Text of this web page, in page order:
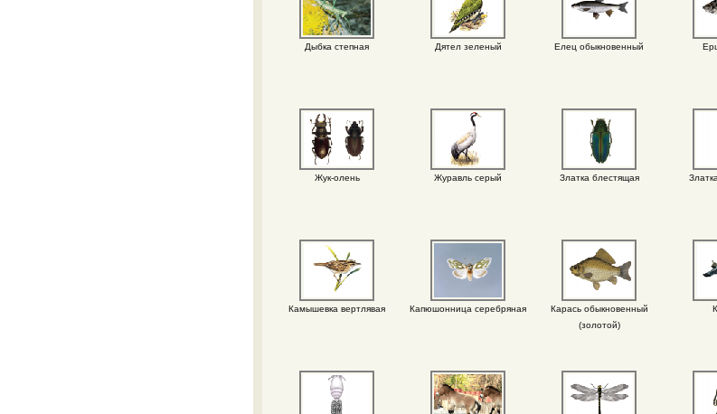
Дыбка степная Дятел зеленый Елец обыкновенный
Жук-олень Журавль серый Златка блестящая
Камышевка вертлявая Капюшонница серебряная
Карась обыкновенный
(золотой)